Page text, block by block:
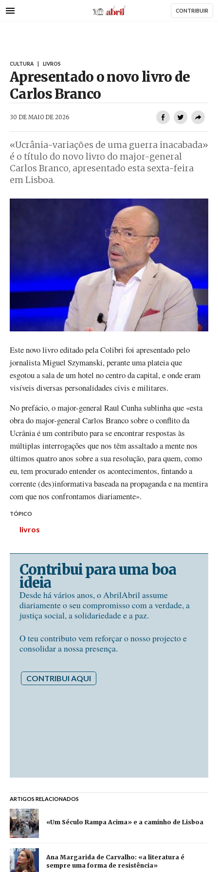
para
AbrilAbril CONTRIBUIR
CULTURA LIVROS
Apresentado o novo livro de
Carlos Branco
30 DE MAIO DE 2026
«Ucrânia-variações de uma guerra inacabada»
é o título do novo livro do major-general
Carlos Branco, apresentado esta sexta-feira
em Lisboa.
Este novo livro editado pela Colibri foi apresentado pelo
jornalista Miguel Szymanski, perante uma plateia que
esgotou a sala de um hotel no centro da capital, e onde eram
visíveis diversas personalidades civis e militares.
No prefácio, o major-general Raul Cunha sublinha que «esta
obra do major-general Carlos Branco sobre o conflito da
Ucrânia é um contributo para se encontrar respostas às
múltiplas interrogações que nos têm assaltado a mente nos
últimos quatro anos sobre a sua resolução, para quem, como
eu, tem procurado entender os acontecimentos, fintando a
corrente (des)informativa baseada na propaganda e na mentira
com que nos confrontamos diariamente».
TÓPICO
livros
Contribui para uma boa
ideia
Desde há vários anos, o AbrilAbril assume
diariamente o seu compromisso com a verdade, a
justiça social, a solidariedade e a paz.
O teu contributo vem reforçar o nosso projecto e
consolidar a nossa presença.
CONTRIBUI AQUI
ARTIGOS RELACIONADOS
«Um Século Rampa Acima» e a caminho de Lisboa
Ana Margarida de Carvalho: «a literatura é
sempre uma forma de resistência»